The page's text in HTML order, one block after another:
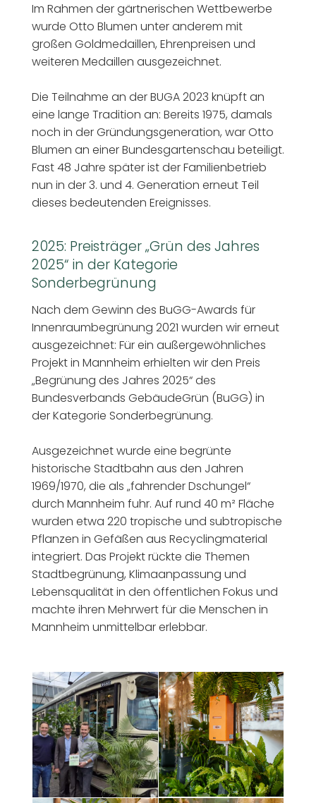
Im Rahmen der gärtnerischen Wettbewerbe
wurde Otto Blumen unter anderem mit
großen Goldmedaillen, Ehrenpreisen und
weiteren Medaillen ausgezeichnet.
Die Teilnahme an der BUGA 2023 knüpft an
eine lange Tradition an: Bereits 1975, damals
noch in der Gründungsgeneration, war Otto
Blumen an einer Bundesgartenschau beteiligt.
Fast 48 Jahre später ist der Familienbetrieb
nun in der 3. und 4. Generation erneut Teil
dieses bedeutenden Ereignisses.
2025: Preisträger „Grün des Jahres
2025“ in der Kategorie
Sonderbegrünung
Nach dem Gewinn des BuGG-Awards für
Innenraumbegrünung 2021 wurden wir erneut
ausgezeichnet: Für ein außergewöhnliches
Projekt in Mannheim erhielten wir den Preis
„Begrünung des Jahres 2025“ des
Bundesverbands GebäudeGrün (BuGG) in
der Kategorie Sonderbegrünung.
Ausgezeichnet wurde eine begrünte
historische Stadtbahn aus den Jahren
1969/1970, die als „fahrender Dschungel“
durch Mannheim fuhr. Auf rund 40 m² Fläche
wurden etwa 220 tropische und subtropische
Pflanzen in Gefäßen aus Recyclingmaterial
integriert. Das Projekt rückte die Themen
Stadtbegrünung, Klimaanpassung und
Lebensqualität in den öffentlichen Fokus und
machte ihren Mehrwert für die Menschen in
Mannheim unmittelbar erlebbar.